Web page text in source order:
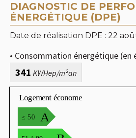
DIAGNOSTIC DE
ÉNERGÉTIQUE (DPE)
Date de réalisation DPE : 22
• Consommation énergétique (en
341 KWHep/m²an